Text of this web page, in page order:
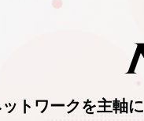
トワークを主軸に